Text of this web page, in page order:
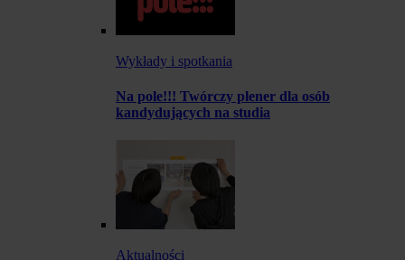
Wykłady i spotkania
Na pole!!! Twórczy plener dla osób
kandydujących na studia
Aktualności